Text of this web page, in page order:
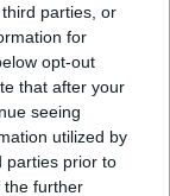
parties, or
for
opt-out
that after your
seeing
utilized by
parties prior to
the further
– οι
που
την